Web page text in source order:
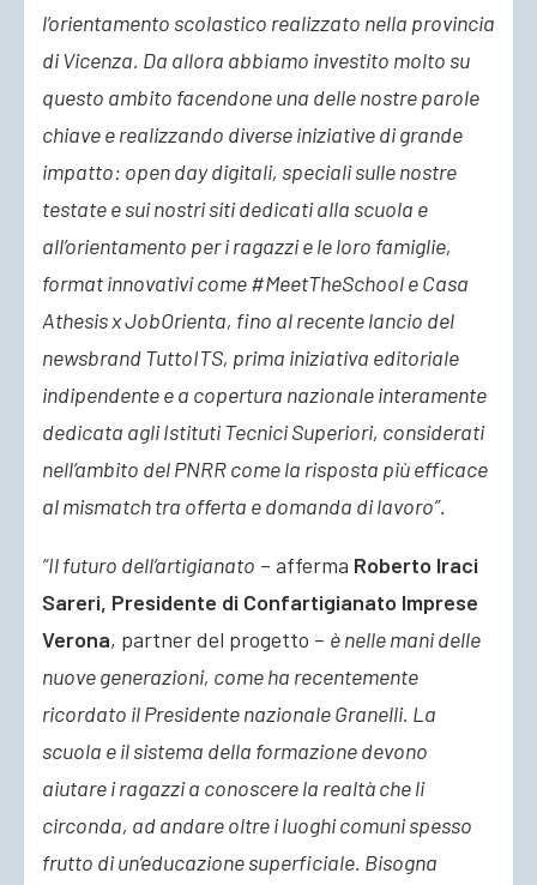
l’orientamento scolastico realizzato nella provincia
di Vicenza. Da allora abbiamo investito molto su
questo ambito facendone una delle nostre parole
chiave e realizzando diverse iniziative di grande
impatto: open day digitali, speciali sulle nostre
testate e sui nostri siti dedicati alla scuola e
all’orientamento per i ragazzi e le loro famiglie,
format innovativi come #MeetTheSchool e Casa
Athesis x JobOrienta, fino al recente lancio del
newsbrand TuttoITS, prima iniziativa editoriale
indipendente e a copertura nazionale interamente
dedicata agli Istituti Tecnici Superiori, considerati
nell’ambito del PNRR come la risposta più efficace
al mismatch tra offerta e domanda di lavoro”.
“Il futuro dell’artigianato – afferma Roberto Iraci
Sareri, Presidente di Confartigianato Imprese
Verona, partner del progetto – è nelle mani delle
nuove generazioni, come ha recentemente
ricordato il Presidente nazionale Granelli. La
scuola e il sistema della formazione devono
aiutare i ragazzi a conoscere la realtà che li
circonda, ad andare oltre i luoghi comuni spesso
frutto di un’educazione superficiale. Bisogna